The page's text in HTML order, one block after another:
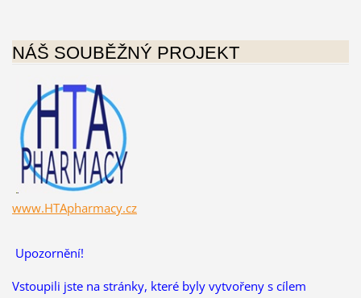
NÁŠ SOUBĚŽNÝ PROJEKT
www.HTApharmacy.cz
Upozornění!
Vstoupili jste na stránky, které byly vytvořeny s cílem